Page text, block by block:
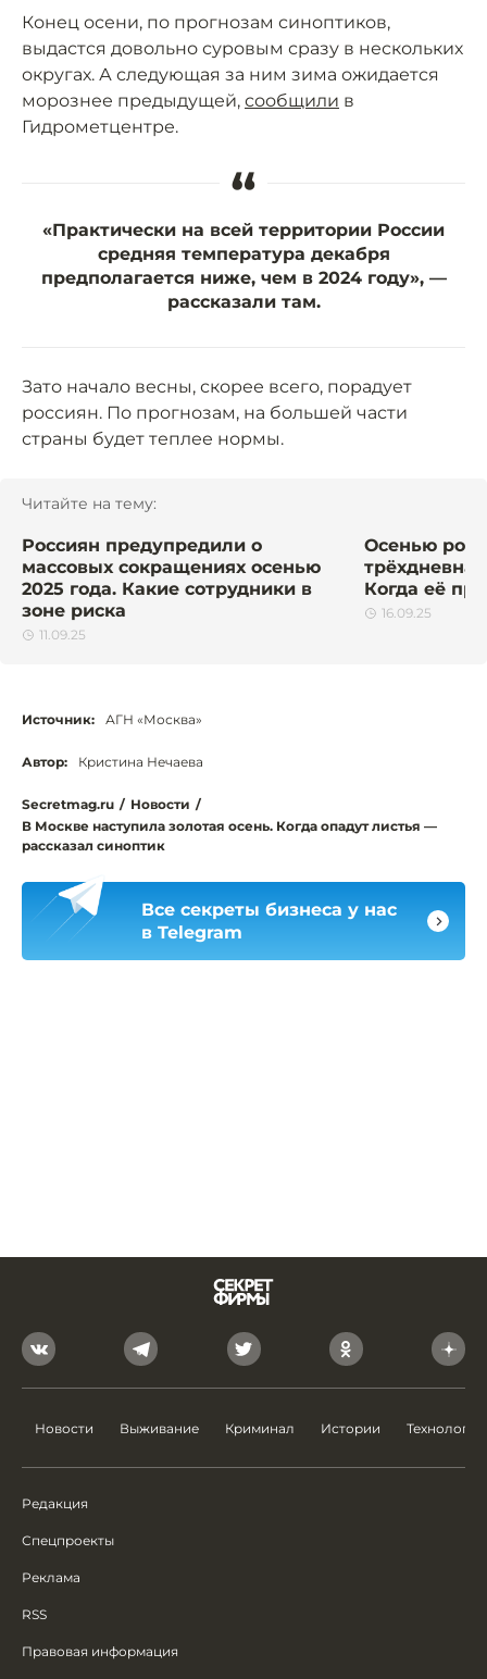
Конец осени, по прогнозам синоптиков,
выдастся довольно суровым сразу в нескольких
округах. А следующая за ним зима ожидается
морознее предыдущей, сообщили в
Гидрометцентре.
“
«Практически на всей территории России
средняя температура декабря
предполагается ниже, чем в 2024 году», —
рассказали там.
Зато начало весны, скорее всего, порадует
россиян. По прогнозам, на большей части
страны будет теплее нормы.
Читайте на тему:
Россиян предупредили о
массовых сокращениях осенью
2025 года. Какие сотрудники в
зоне риска
11.09.25
Осенью
Когда её
16.09.25
Источник: АГН «Москва»
Автор: Кристина Нечаева
Secretmag.ru / Новости /
В Москве наступила золотая осень. Когда опадут листья —
рассказал синоптик
Все секреты бизнеса у нас
в Telegram
Новости Выживание Криминал Истории Технологии
Редакция
Спецпроекты
Реклама
RSS
Правовая информация